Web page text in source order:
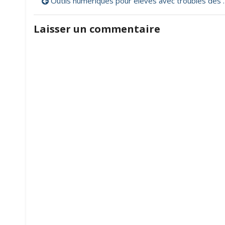
de
l’article
Laisser un commentaire